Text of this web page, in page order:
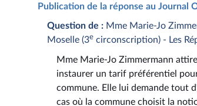
Publication de la réponse au Journal
Question de : Mme Marie-Jo
Moselle (3e circonscription) - Les
Mme Marie-Jo Zimmermann
instaurer un tarif préférentiel
commune. Elle lui demande tout
cas où la commune choisit la